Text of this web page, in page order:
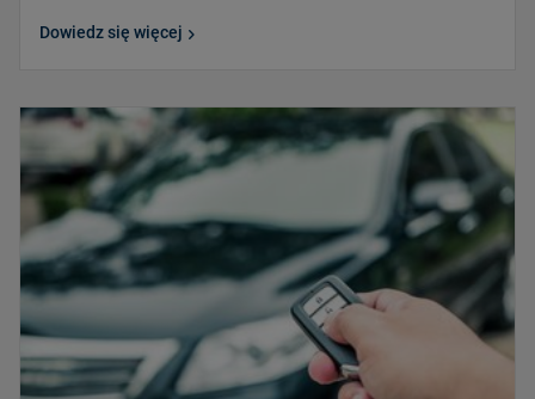
Dowiedz się więcej